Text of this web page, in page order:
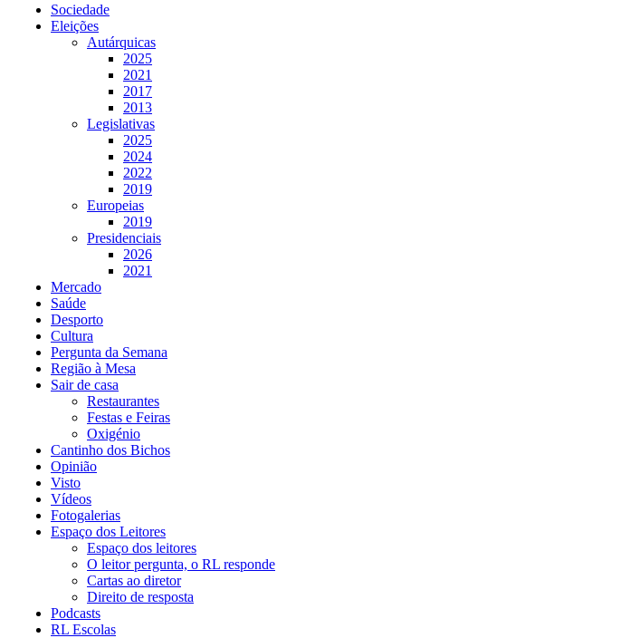
Sociedade
Eleições
Autárquicas
2025
2021
2017
2013
Legislativas
2025
2024
2022
2019
Europeias
2019
Presidenciais
2026
2021
Mercado
Saúde
Desporto
Cultura
Pergunta da Semana
Região à Mesa
Sair de casa
Restaurantes
Festas e Feiras
Oxigénio
Cantinho dos Bichos
Opinião
Visto
Vídeos
Fotogalerias
Espaço dos Leitores
Espaço dos leitores
O leitor pergunta, o RL responde
Cartas ao diretor
Direito de resposta
Podcasts
RL Escolas